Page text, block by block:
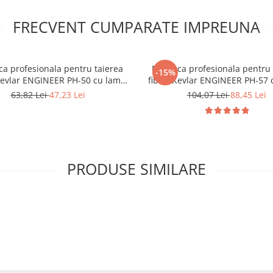
FRECVENT CUMPARATE IMPREUNA
profesionala pentru taierea
ENGINEER PH-50 cu lama
170 mm Fabricat in Japonia
63,82 Lei47,23 Lei
-15%
Foarfeca profesionala pentru
fibrei Kevlar ENGINEER PH-57
TPR 210 mm Fabricat in
104,07 Lei88,45 Lei
PRODUSE SIMILARE